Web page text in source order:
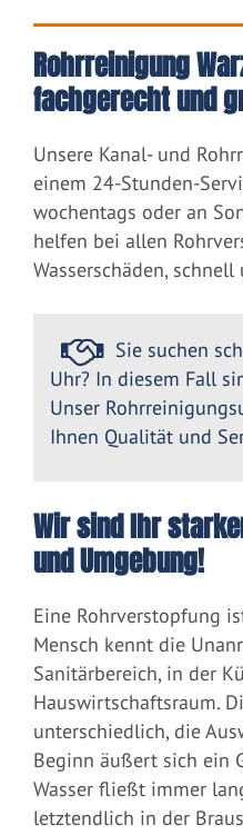
Rohrreinigung
fachgerecht und
Unsere Kanal- und
einem 24-Stunden-
wochentags oder an
helfen bei allen
Wasserschäden,
Sie suchen
Uhr? In diesem Fall
Unser
Ihnen Qualität und
Wir sind Ihr
und Umgebung!
Eine Rohrverstopfung
Mensch kennt die
Sanitärbereich, in der
Hauswirtschaftsraum.
unterschiedlich, die
Beginn äußert sich ein
Wasser fließt immer
letztendlich in der